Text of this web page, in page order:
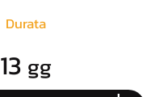
Durata
13 gg